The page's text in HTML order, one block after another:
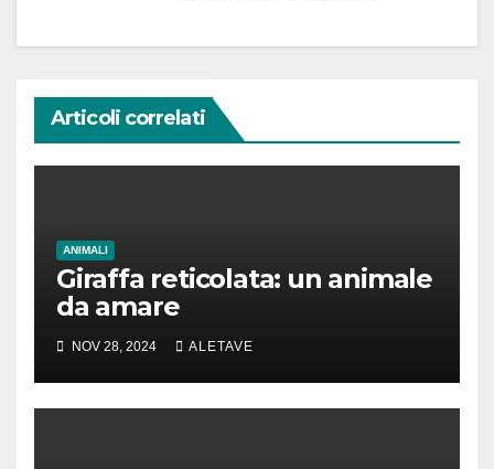
Articoli correlati
ANIMALI
Giraffa reticolata: un animale
da amare
NOV 28, 2024 ALETAVE